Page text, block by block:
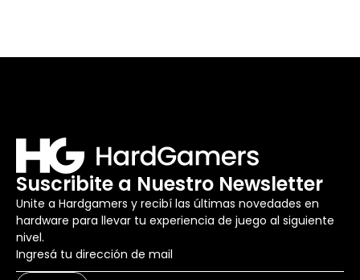
Suscribite a Nuestro Newsletter
Unite a Hardgamers y recibí las últimas novedades en
hardware para llevar tu experiencia de juego al siguiente
nivel.